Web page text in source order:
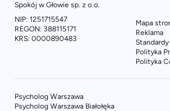
Spokój w Głowie sp. z o.o.
NIP: 1251715547
REGON: 388115171
KRS: 0000890483
Mapa
Reklama
Polityka
Polityka
Psycholog Warszawa
Psycholog Warszawa Białołęka